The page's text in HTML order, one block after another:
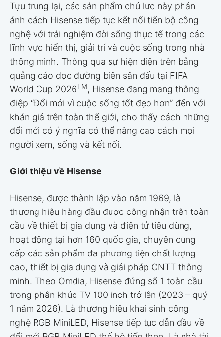
Tựu trung lại, các sản phẩm chủ lực này phản
ánh cách Hisense tiếp tục kết nối tiến bộ công
nghệ với trải nghiệm đời sống thực tế trong các
lĩnh vực hiển thị, giải trí và cuộc sống trong nhà
thông minh. Thông qua sự hiện diện trên bảng
quảng cáo dọc đường biên sân đấu tại FIFA
World Cup 2026TM, Hisense đang mang thông
điệp “Đổi mới vì cuộc sống tốt đẹp hơn” đến với
khán giả trên toàn thế giới, cho thấy cách những
đổi mới có ý nghĩa có thể nâng cao cách mọi
người xem, sống và kết nối.
Giới thiệu về Hisense
Hisense, được thành lập vào năm 1969, là
thương hiệu hàng đầu được công nhận trên toàn
cầu về thiết bị gia dụng và điện tử tiêu dùng,
hoạt động tại hơn 160 quốc gia, chuyên cung
cấp các sản phẩm đa phương tiện chất lượng
cao, thiết bị gia dụng và giải pháp CNTT thông
minh. Theo Omdia, Hisense đứng số 1 toàn cầu
trong phân khúc TV 100 inch trở lên (2023 – quý
1 năm 2026). Là thương hiệu khai sinh công
nghệ RGB MiniLED, Hisense tiếp tục dẫn đầu về